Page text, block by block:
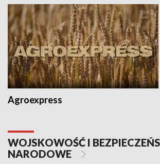
Agroexpress
WOJSKOWOŚĆ I
NARODOWE